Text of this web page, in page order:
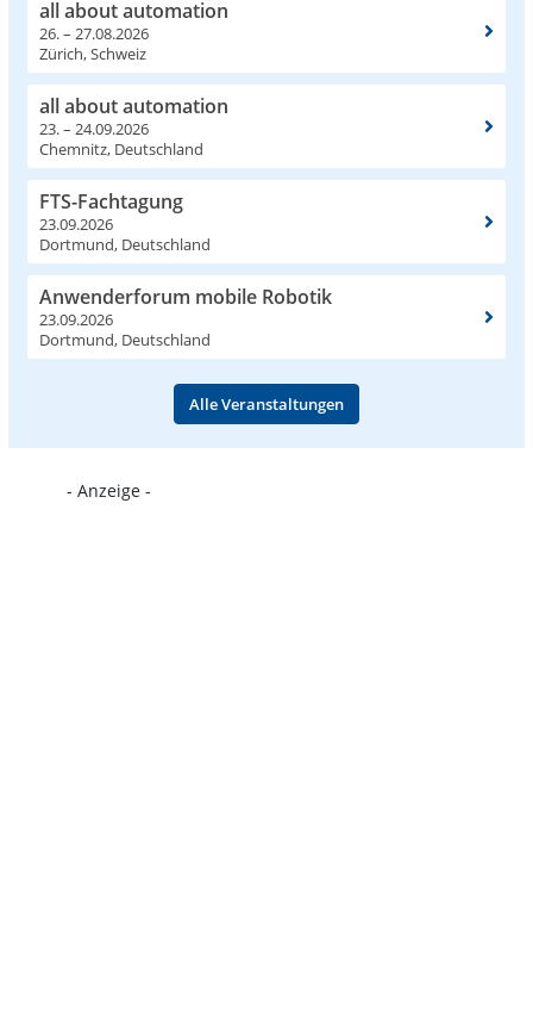
all about automation
26. – 27.08.2026
Zürich, Schweiz
all about automation
23. – 24.09.2026
Chemnitz, Deutschland
FTS-Fachtagung
23.09.2026
Dortmund, Deutschland
Anwenderforum mobile Robotik
23.09.2026
Dortmund, Deutschland
Alle Veranstaltungen
- Anzeige -